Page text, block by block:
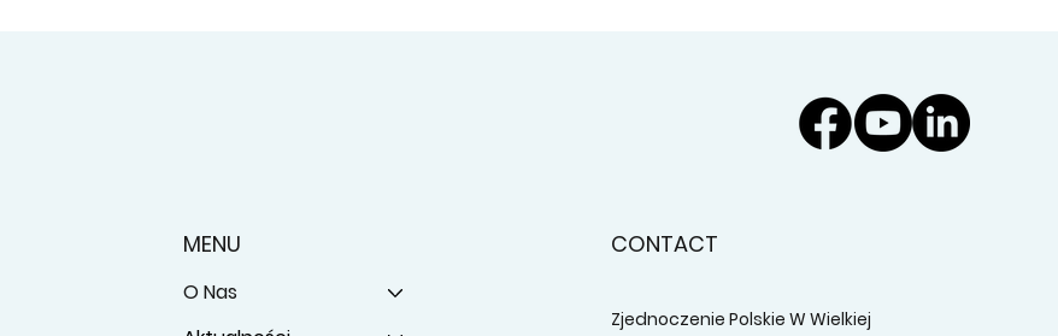
MENU
O Nas
CONTACT
Zjednoczenie Polskie W Wielkiej